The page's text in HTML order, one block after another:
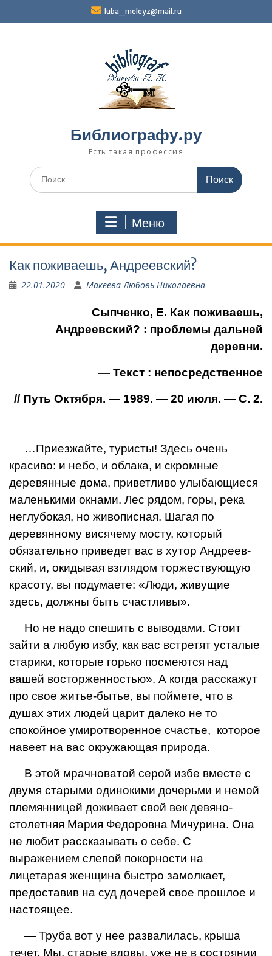
luba_meleyz@mail.ru
Библиографу.ру
Есть такая профессия
Поиск
по:
Меню
Как поживаешь, Андреевский?
22.01.2020 Макеева Любовь Николаевна
Сыпченко, Е. Как поживаешь,
Андреевский? : проблемы дальней
деревни.
— Текст : непосредственное
// Путь Октября. — 1989. — 20 июля. — С. 2.
…Приезжайте, туристы! Здесь очень
красиво: и не­бо, и облака, и скромные
деревянные дома, привет­ливо улыбающиеся
малень­кими окнами. Лес рядом, горы, река
неглубокая, но живописная. Шагая по
деревянному висячему мосту, который
обязательно приве­дет вас в хутор Андреев­
ский, и, окидывая взглядом торжествующую
красоту, вы подумаете: «Люди, жи­вущие
здесь, должны быть счастливы».
Но не надо спешить с выводами. Стоит
зайти а любую избу, как вас встре­тят усталые
старики, кото­рые горько посмеются над
вашей восторженностью». А когда расскажут
про свое житье-бытье, вы пой­мете, что в
душах этих лю­дей царит далеко не то
спокойное умиротворенное счастье, которое
навеет на вас окружающая природа.
В этой мрачноватой се­рой избе вместе с
двумя старыми одинокими дочерь­ми и немой
племянницей доживает свой век девяно­
столетняя Мария Федоровна Мичурина. Она
не лю­бит рассказывать о себе. С
выражением слепой по­корности на
лицетарая женщина быстро замолкает,
предоставив на суд доче­рей свое прошлое и
настоящее.
— Труба вот у нее раз­валилась, крыша
течет. Мы, старые вдовы, уже не в состоянии